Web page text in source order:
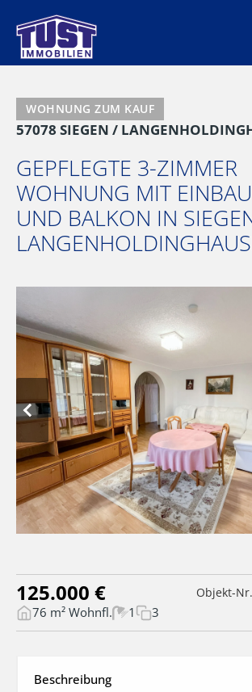
Inhalt
springen
WOHNUNG ZUM KAUF
57078 SIEGEN /
GEPFLEGTE 3-ZIMMER
WOHNUNG MIT
UND BALKON IN
125.000 € Objekt-
76 m² Wohnfl. 1 3
Beschreibung